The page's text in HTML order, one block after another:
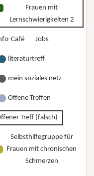
Frauen mit
Lernschwierigkeiten 2
Café Jobs
literaturtreff
mein soziales netz
Offene Treffen
Treff (falsch)
Selbsthilfegruppe für
Frauen mit chronischen
Schmerzen